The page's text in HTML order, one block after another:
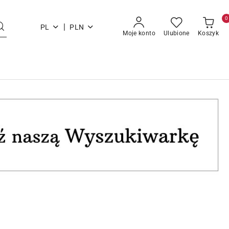
PL | PLN
Moje konto Ulubione Koszyk
0